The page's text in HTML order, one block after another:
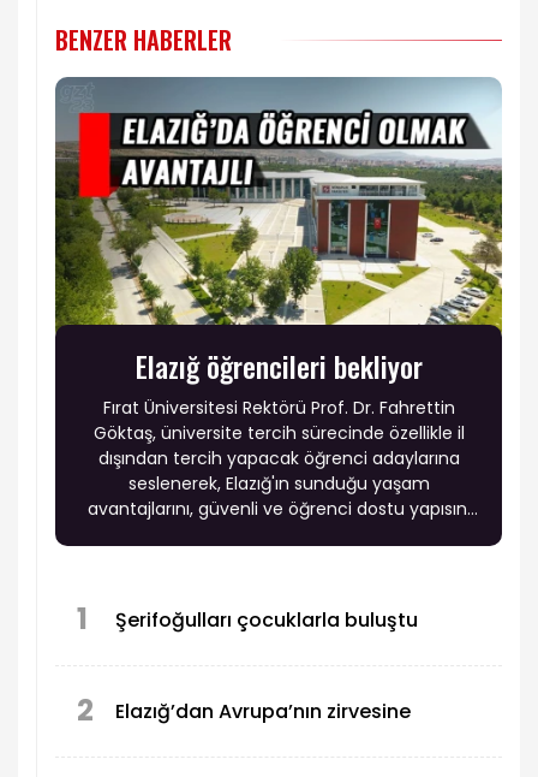
BENZER HABERLER
Elazığ öğrencileri bekliyor
Fırat Üniversitesi Rektörü Prof. Dr. Fahrettin
Göktaş, üniversite tercih sürecinde özellikle il
dışından tercih yapacak öğrenci adaylarına
seslenerek, Elazığ'ın sunduğu yaşam
avantajlarını, güvenli ve öğrenci dostu yapısını
1 Şerifoğulları çocuklarla buluştu
2 Elazığ’dan Avrupa’nın zirvesine